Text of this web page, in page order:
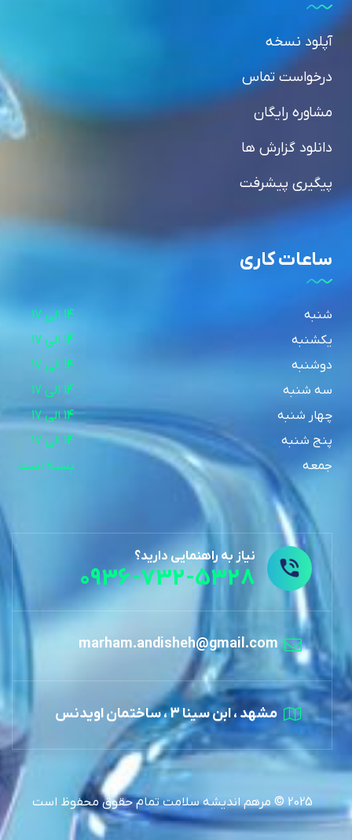
آپلود نسخه
درخواست تماس
مشاوره رایگان
دانلود گزارش ها
پیگیری پیشرفت
ساعات کاری
شنبه
یکشنبه
دوشنبه
سه شنبه
چهار شنبه
14 الی 17
پنج شنبه
14 الی 17
جمعه
بسته است
نیاز به راهنمایی دارید؟
0936-732-5328
marham.andisheh@gmail.com
مشهد ، ابن سینا 3 ، ساختمان اویدنس
2025 © مرهم اندیشه سلامت تمام حقوق محفوظ است